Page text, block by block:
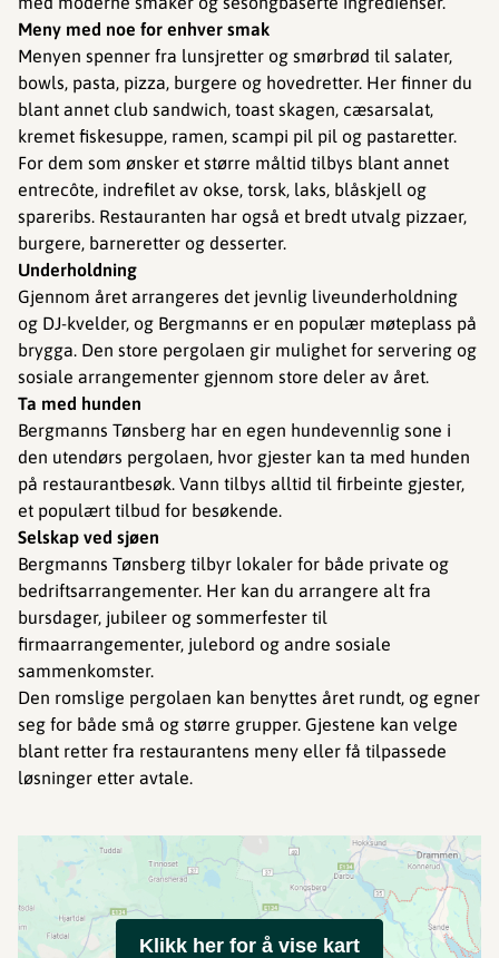
Meny med noe for enhver smak
Menyen spenner fra lunsjretter og smørbrød til salater,
bowls, pasta, pizza, burgere og hovedretter. Her finner du
blant annet club sandwich, toast skagen, cæsarsalat,
kremet fiskesuppe, ramen, scampi pil pil og pastaretter.
For dem som ønsker et større måltid tilbys blant annet
entrecôte, indrefilet av okse, torsk, laks, blåskjell og
spareribs. Restauranten har også et bredt utvalg pizzaer,
burgere, barneretter og desserter.
Underholdning
Gjennom året arrangeres det jevnlig liveunderholdning
og DJ-kvelder, og Bergmanns er en populær møteplass på
brygga. Den store pergolaen gir mulighet for servering og
sosiale arrangementer gjennom store deler av året.
Ta med hunden
Bergmanns Tønsberg har en egen hundevennlig sone i
den utendørs pergolaen, hvor gjester kan ta med hunden
på restaurantbesøk. Vann tilbys alltid til firbeinte gjester,
et populært tilbud for besøkende.
Selskap ved sjøen
Bergmanns Tønsberg tilbyr lokaler for både private og
bedriftsarrangementer. Her kan du arrangere alt fra
bursdager, jubileer og sommerfester til
firmaarrangementer, julebord og andre sosiale
sammenkomster.
Den romslige pergolaen kan benyttes året rundt, og egner
seg for både små og større grupper. Gjestene kan velge
blant retter fra restaurantens meny eller få tilpassede
løsninger etter avtale.
Klikk her for å vise kart